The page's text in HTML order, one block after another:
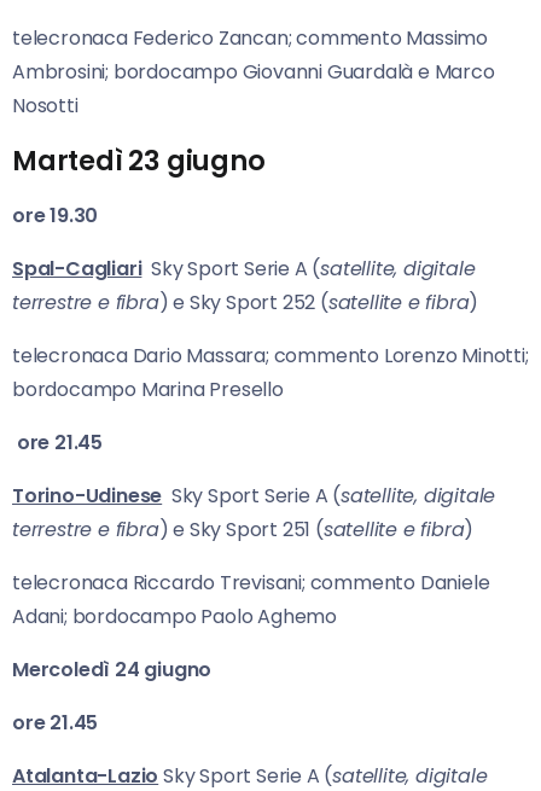
telecronaca Federico Zancan; commento Massimo
Ambrosini; bordocampo Giovanni Guardalà e Marco
Nosotti
Martedì 23 giugno
ore 19.30
Spal-Cagliari Sky Sport Serie A (satellite, digitale
terrestre e fibra) e Sky Sport 252 (satellite e fibra)
telecronaca Dario Massara; commento Lorenzo Minotti;
bordocampo Marina Presello
ore 21.45
Torino-Udinese Sky Sport Serie A (satellite, digitale
terrestre e fibra) e Sky Sport 251 (satellite e fibra)
telecronaca Riccardo Trevisani; commento Daniele
Adani; bordocampo Paolo Aghemo
Mercoledì 24 giugno
ore 21.45
Atalanta-Lazio Sky Sport Serie A (satellite, digitale